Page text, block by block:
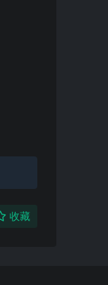
收藏